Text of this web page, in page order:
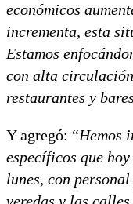
económicos
incrementa, esta
Estamos
con alta
restaurantes y
Y agregó: “Hemos
específicos que
lunes, con
veredas y las